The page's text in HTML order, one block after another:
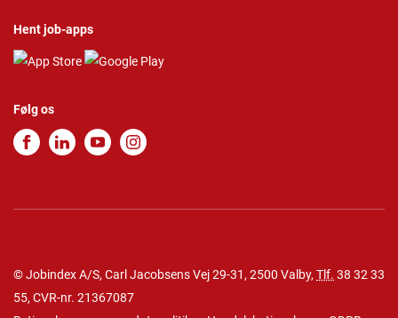
Hent job-apps
Følg os
© Jobindex A/S, Carl Jacobsens Vej 29-31, 2500 Valby, Tlf. 38 32 33
55, CVR-nr. 21367087